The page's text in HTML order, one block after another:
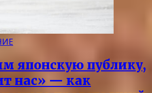
японскую публику,
нас» — как